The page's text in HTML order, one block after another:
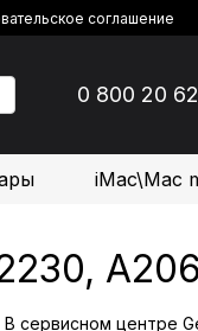
соглашение
0 800 20
iMac\Mac
В сервисном центре